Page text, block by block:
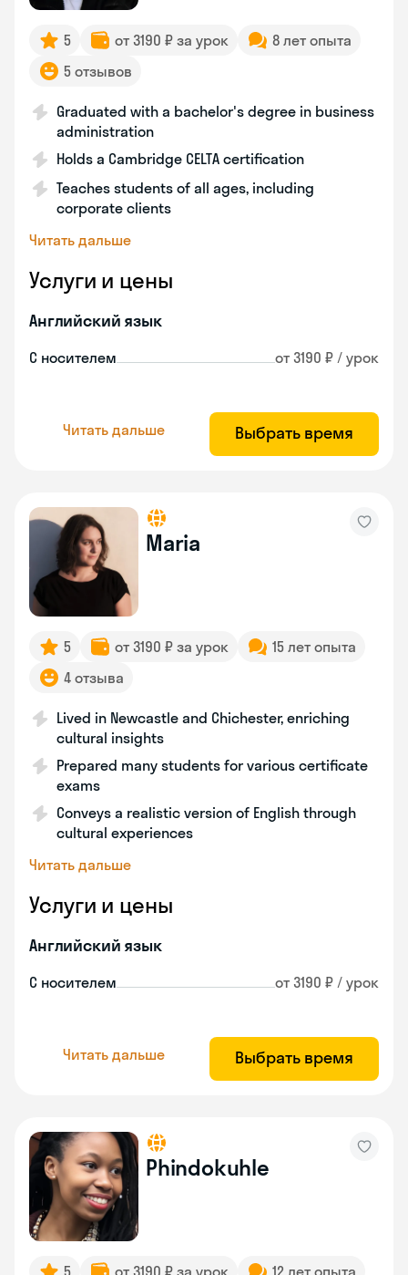
5 от 3190 ₽ за урок
8 лет опыта
5 отзывов
Graduated with a bachelor's degree in business
administration
Holds a Cambridge CELTA certification
Teaches students of all ages, including
corporate clients
Читать дальше
Услуги и цены
Английский язык
С носителем от 3190 ₽ / урок
Читать дальше Выбрать время
Maria
5 от 3190 ₽ за урок
15 лет опыта
4 отзыва
Lived in Newcastle and Chichester, enriching
cultural insights
Prepared many students for various certificate
exams
Conveys a realistic version of English through
cultural experiences
Читать дальше
Услуги и цены
Английский язык
С носителем от 3190 ₽ / урок
Читать дальше Выбрать время
Phindokuhle
5 от 3190 ₽ за урок 12 лет опыта